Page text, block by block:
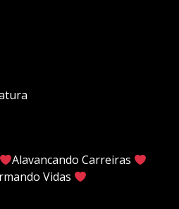
Alavancando Carreiras
Vidas